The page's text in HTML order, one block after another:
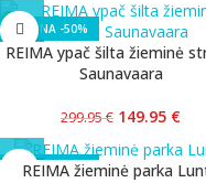
-50%
REIMA ypač šilta žieminė
Saunavaara
299.95€ 149.95 €
-40%
REIMA žieminė parka